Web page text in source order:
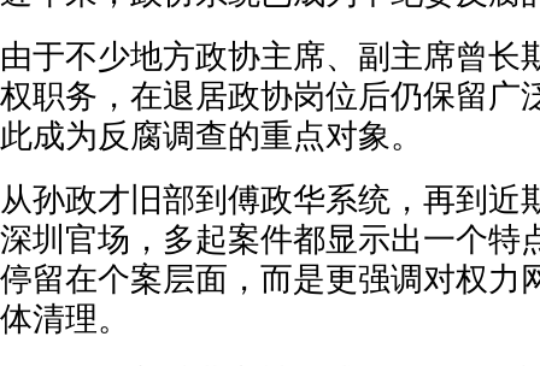
由于不少地方政协主席、副主席曾长
权职务，在退居政协岗位后仍保留广
此成为反腐调查的重点对象。
从孙政才旧部到傅政华系统，再到近
深圳官场，多起案件都显示出一个特
停留在个案层面，而是更强调对权力
体清理。